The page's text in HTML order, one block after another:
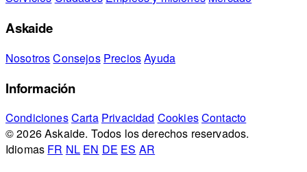
Askaide
NosotrosConsejos PreciosAyuda
Información
CondicionesCarta Privacidad CookiesContacto
© 2026 Askaide. Todos los derechos reservados.
Idiomas FR NL EN DE ES AR